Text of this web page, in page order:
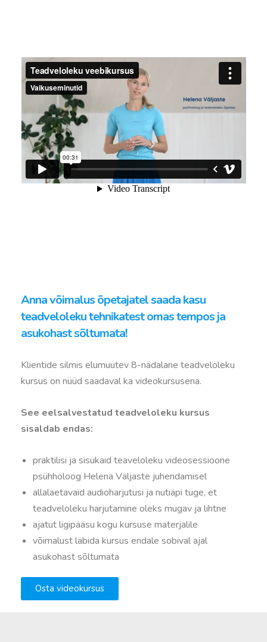
Anna võimalus õpetajatel saada kasu
teadveloleku tehnikatest omas tempos ja
asukohast sõltumata!
Klientide silmis elumuutev 8-nädalane teadveloleku
kursus on nüüd saadaval ka videokursusena.
See eelsalvestatud teadveloleku kursus
sisaldab endas:
praktilisi ja sisukaid teaveloleku videosessioone
psühholoog Helena Väljaste juhendamisel
allalaetavaid audioharjutusi ja nutiäpi tuge, et
teadveloleku harjutamine oleks mugav ja lihtne
ajatut ligipääsu kogu kursuse materjalile
võimalust läbida kursus endale sobival ajal
asukohast sõltumata
Osta videokursus